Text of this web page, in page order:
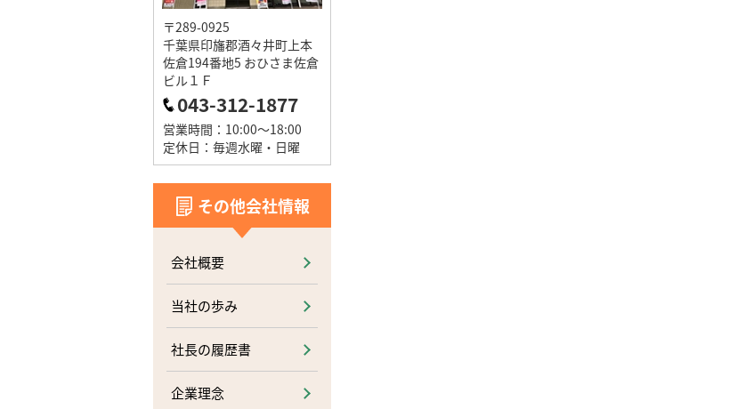
〒289-0925
千葉県印旛郡酒々井町上本
佐倉194番地5 おひさま佐倉
ビル１Ｆ
043-312-1877
営業時間：10:00～18:00
定休日：毎週水曜・日曜
その他会社情報
会社概要
当社の歩み
社長の履歴書
企業理念